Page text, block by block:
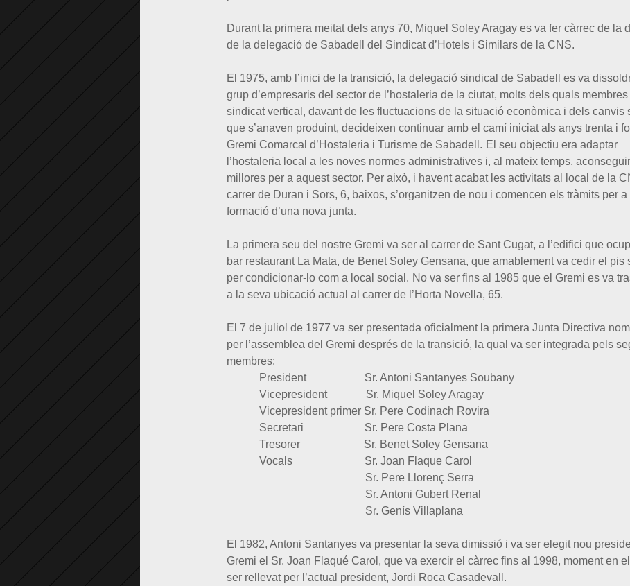
Durant la primera meitat dels anys 70, Miquel Soley Aragay es va fer càrrec de la
de la delegació de Sabadell del Sindicat d’Hotels i Similars de la CNS.
El 1975, amb l’inici de la transició, la delegació sindical de Sabadell es va
grup d’empresaris del sector de l’hostaleria de la ciutat, molts dels quals membres
sindicat vertical, davant de les fluctuacions de la situació econòmica i dels canvis
que s’anaven produint, decideixen continuar amb el camí iniciat als anys trenta i
Gremi Comarcal d’Hostaleria i Turisme de Sabadell. El seu objectiu era adaptar
l’hostaleria local a les noves normes administratives i, al mateix temps, aconseguir
millores per a aquest sector. Per això, i havent acabat les activitats al local de la
carrer de Duran i Sors, 6, baixos, s’organitzen de nou i comencen els tràmits per a
formació d’una nova junta.
La primera seu del nostre Gremi va ser al carrer de Sant Cugat, a l’edifici que
bar restaurant La Mata, de Benet Soley Gensana, que amablement va cedir el pis
per condicionar-lo com a local social. No va ser fins al 1985 que el Gremi es va
a la seva ubicació actual al carrer de l’Horta Novella, 65.
El 7 de juliol de 1977 va ser presentada oficialment la primera Junta Directiva
per l’assemblea del Gremi després de la transició, la qual va ser integrada pels
membres:
President Sr. Antoni Santanyes Soubany
Vicepresident Sr. Miquel Soley Aragay
Vicepresident primer Sr. Pere Codinach Rovira
Secretari Sr. Pere Costa Plana
Tresorer Sr. Benet Soley Gensana
Vocals Sr. Joan Flaque Carol
Sr. Pere Llorenç Serra
Sr. Antoni Gubert Renal
Sr. Genís Villaplana
El 1982, Antoni Santanyes va presentar la seva dimissió i va ser elegit nou
Gremi el Sr. Joan Flaqué Carol, que va exercir el càrrec fins al 1998, moment en
ser rellevat per l’actual president, Jordi Roca Casadevall.